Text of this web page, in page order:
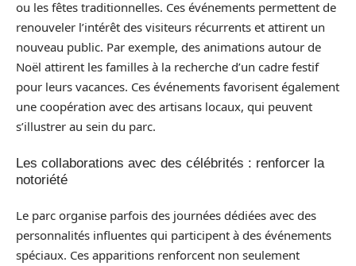
ou les fêtes traditionnelles. Ces événements permettent de
renouveler l’intérêt des visiteurs récurrents et attirent un
nouveau public. Par exemple, des animations autour de
Noël attirent les familles à la recherche d’un cadre festif
pour leurs vacances. Ces événements favorisent également
une coopération avec des artisans locaux, qui peuvent
s’illustrer au sein du parc.
Les collaborations avec des célébrités : renforcer la
notoriété
Le parc organise parfois des journées dédiées avec des
personnalités influentes qui participent à des événements
spéciaux. Ces apparitions renforcent non seulement